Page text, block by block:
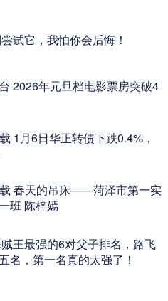
试它，我怕你会后悔！
2026年元旦档电影票房突破4
1月6日华正转债下跌0.4%，
春天的吊床——菏泽市第一实
班 陈梓嫣
王最强的6对父子排名，路飞
名，第一名真的太强了！